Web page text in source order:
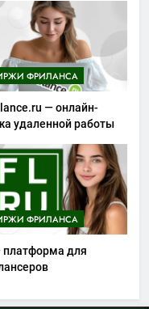
ФРИЛАНСА
— онлайн-
удаленной работы
ФРИЛАНСА
платформа для